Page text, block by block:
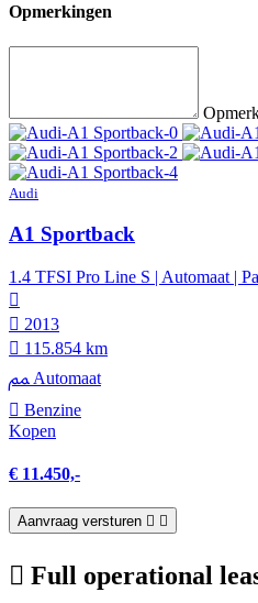
Opmerkingen
Audi
A1 Sportback
1.4 TFSI Pro Line S | Automaat |
2013
115.854 km
Automaat
Benzine
Kopen
€ 11.450,-
Aanvraag versturen
Full operational